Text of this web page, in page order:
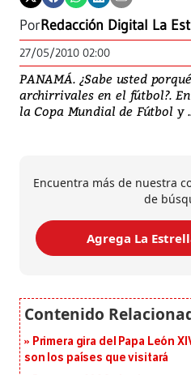
PorRedacción Digital La
27/05/2010 02:00
PANAMÁ. ¿Sabe usted
archirrivales en el fútbol?.
la Copa Mundial de Fútbol y
Encuentra más de nuestra
de
Agrega La
Primera gira del Papa León
son los países que visitará